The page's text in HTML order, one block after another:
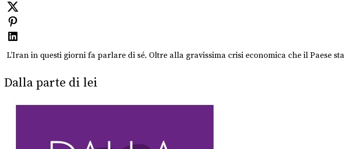
L’Iran in questi giorni fa parlare di sé. Oltre alla gravissima crisi economica che il Paese
Dalla parte di lei